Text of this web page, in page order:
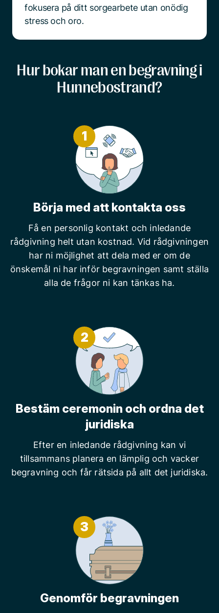
fokusera på ditt sorgearbete utan onödig
stress och oro.
Hur bokar man en begravning i
Hunnebostrand?
1
Börja med att kontakta oss
Få en personlig kontakt och inledande
rådgivning helt utan kostnad. Vid rådgivningen
har ni möjlighet att dela med er om de
önskemål ni har inför begravningen samt ställa
alla de frågor ni kan tänkas ha.
2
Bestäm ceremonin och ordna det
juridiska
Efter en inledande rådgivning kan vi
tillsammans planera en lämplig och vacker
begravning och får rätsida på allt det juridiska.
3
Genomför begravningen